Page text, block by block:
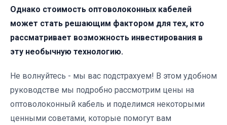
Однако стоимость оптоволоконных кабелей
может стать решающим фактором для тех, кто
рассматривает возможность инвестирования в
эту необычную технологию.
Не волнуйтесь - мы вас подстрахуем! В этом удобном
руководстве мы подробно рассмотрим цены на
оптоволоконный кабель и поделимся некоторыми
ценными советами, которые помогут вам